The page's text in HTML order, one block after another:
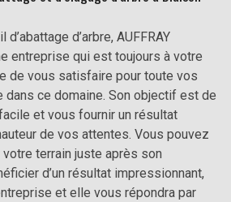
d’arbre, AUFFRAY
entreprise qui est toujours à votre
de vous satisfaire pour toute vos
dans ce domaine. Son objectif est de
et vous fournir un résultat
de vos attentes. Vous pouvez
terrain juste après son
d’un résultat impressionnant,
et elle vous répondra par